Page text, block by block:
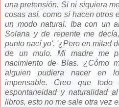
una pretensión. Si ni siquiera
cosas así, como sí hacen otros
un modo natural. Iba con un
Solana y de repente me
punto nací yo'. '¿Pero en mitad
de un mulo. Mi madre me
nacimiento de Blas. ¿Cómo
alguien pudiera nacer en
impensable. Creo que
espontaneidad y naturalidad
libros, esto no me sale otra vez